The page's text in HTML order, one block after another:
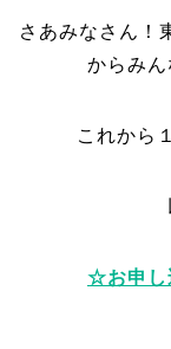
さあみなさん！
からみん
これから
☆お申し